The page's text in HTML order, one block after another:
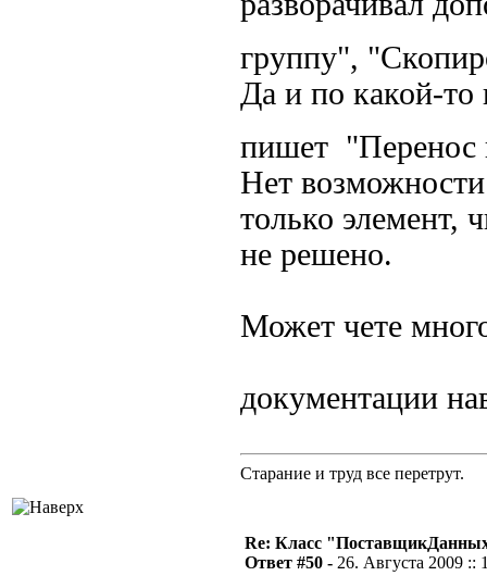
группу",
Да и по какой-то
пишет "Перенос
Нет
только элемент,
не решено.
Может чете
документации
Старание и труд все перетрут.
Re: Класс
Ответ #50 - 26. Августа 2009 ::